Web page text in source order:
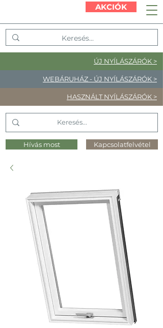
ÚJ NYÍLÁSZÁRÓK >
WEBÁRUHÁZ - ÚJ NYÍLÁSZÁRÓK >
HASZNÁLT NYÍLÁSZÁRÓK >
AKCIÓK
Hívás most Kapcsolatfelvétel